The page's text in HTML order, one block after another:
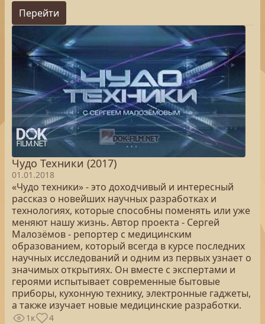
Перейти
Чудо Техники (2017)
01.01.2018
«Чудо техники» - это доходчивый и интересный
рассказ о новейших научных разработках и
технологиях, которые способны поменять или уже
меняют нашу жизнь. Автор проекта - Сергей
Малозёмов - репортер с медицинским
образованием, который всегда в курсе последних
научных исследований и одним из первых узнает о
значимых открытиях. Он вместе с экспертами и
героями испытывает современные бытовые
приборы, кухонную технику, электронные гаджеты,
а также изучает новые медицинские разработки.
1к 4